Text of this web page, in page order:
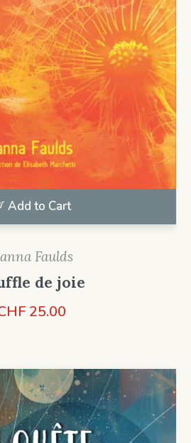
Add to Cart
Faulds
de joie
25.00